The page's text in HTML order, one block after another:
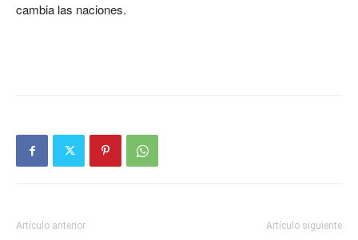
cambia las naciones.
Artículo anterior Artículo siguiente